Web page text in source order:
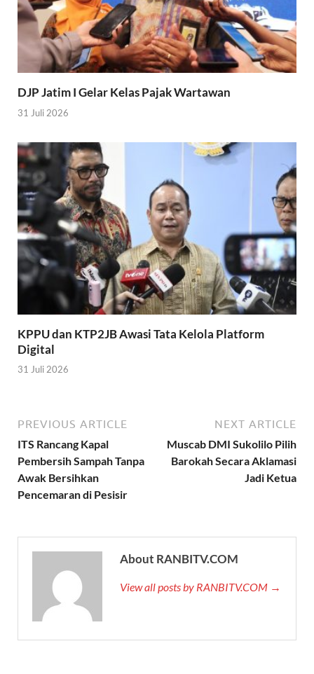
DJP Jatim I Gelar Kelas Pajak Wartawan
31 Juli 2026
KPPU dan KTP2JB Awasi Tata Kelola Platform
Digital
31 Juli 2026
PREVIOUS ARTICLE
ITS Rancang Kapal
Pembersih Sampah Tanpa
Awak Bersihkan
Pencemaran di Pesisir
NEXT ARTICLE
Muscab DMI Sukolilo Pilih
Barokah Secara Aklamasi
Jadi Ketua
About RANBITV.COM
View all posts by RANBITV.COM →